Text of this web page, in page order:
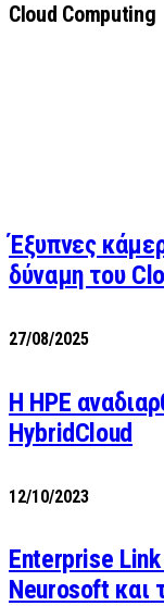
Cloud Computing
Έξυπνες
δύναμη του
27/08/2025
H HPE
HybridCloud
12/10/2023
Enterprise
Neurosoft και